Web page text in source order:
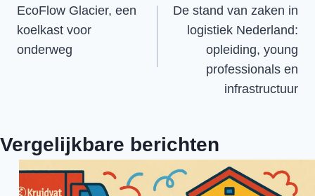
navigatie
EcoFlow Glacier, een
koelkast voor
onderweg
De stand van zaken in
logistiek Nederland:
opleiding, young
professionals en
infrastructuur
Vergelijkbare berichten